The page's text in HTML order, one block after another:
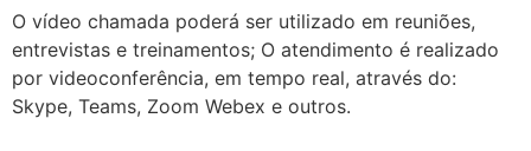
O vídeo chamada poderá ser utilizado em reuniões,
entrevistas e treinamentos; O atendimento é realizado
por videoconferência, em tempo real, através do:
Skype, Teams, Zoom Webex e outros.